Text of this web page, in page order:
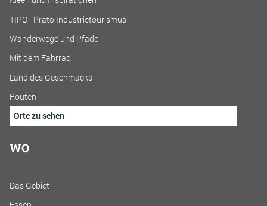
TIPO - Prato Industrietourismus
Wanderwege und Pfade
Mit dem Fahrrad
Land des Geschmacks
Routen
Orte zu sehen
WO
Das Gebiet